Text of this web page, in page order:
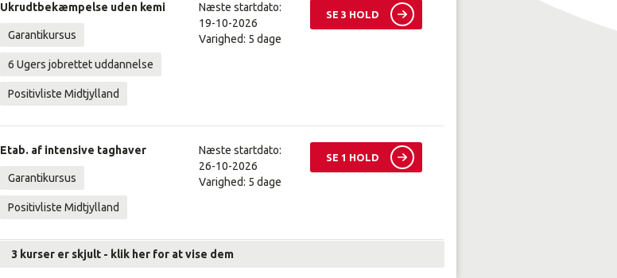
Ukrudtbekæmpelse uden kemi
Garantikursus
6 Ugers jobrettet uddannelse
Positivliste Midtjylland
SE 3 HOLD
Næste startdato:
19-10-2026
Varighed: 5 dage
Etab. af intensive taghaver
Garantikursus
Positivliste Midtjylland
SE 1 HOLD
Næste startdato:
26-10-2026
Varighed: 5 dage
3 kurser er skjult - klik her for at vise dem